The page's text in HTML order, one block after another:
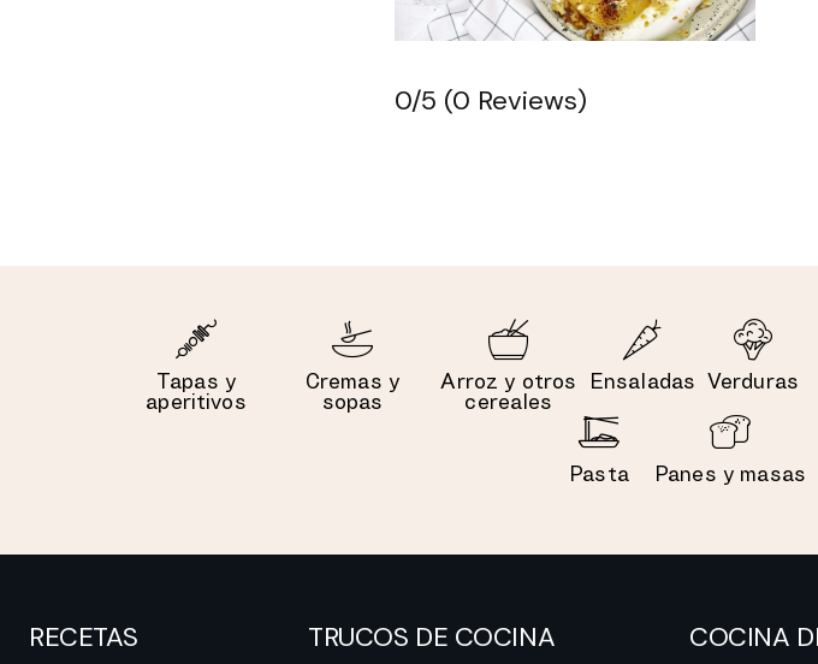
0/5 (0 Reviews)
Tapas y
aperitivos
Cremas y
sopas
Arroz y otros
cereales
Ensaladas Verduras
Pasta Panes y masas
RECETAS TRUCOS DE COCINA COCINA